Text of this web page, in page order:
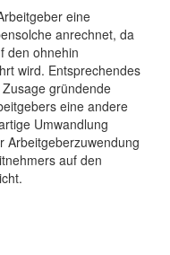
eine
anrechnet, da
den ohnehin
wird. Entsprechendes
gründende
eine andere
Umwandlung
Arbeitgeberzuwendung
auf den